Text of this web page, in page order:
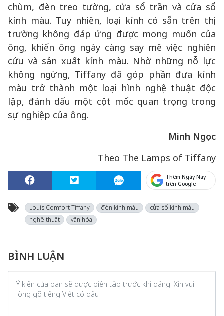
chùm, đèn treo tường, cửa sổ trần và cửa sổ
kính màu. Tuy nhiên, loại kính có sẵn trên thị
trường không đáp ứng được mong muốn của
ông, khiến ông ngày càng say mê việc nghiên
cứu và sản xuất kính màu. Nhờ những nỗ lực
không ngừng, Tiffany đã góp phần đưa kính
màu trở thành một loại hình nghệ thuật độc
lập, đánh dấu một cột mốc quan trọng trong
sự nghiệp của ông.
Minh Ngọc
Theo The Lamps of Tiffany
Thêm Ngày Nay
trên Google
Louis Comfort Tiffany đèn kính màu
cửa sổ kính màu
nghệ thuật
văn hóa
BÌNH LUẬN